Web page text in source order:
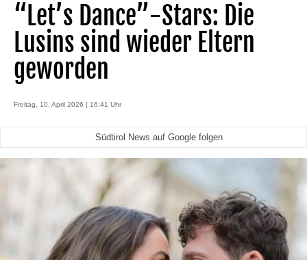
“Let’s Dance”-Stars: Die
Lusins sind wieder Eltern
geworden
Freitag, 10. April 2026 | 16:41 Uhr
Südtirol News auf Google folgen